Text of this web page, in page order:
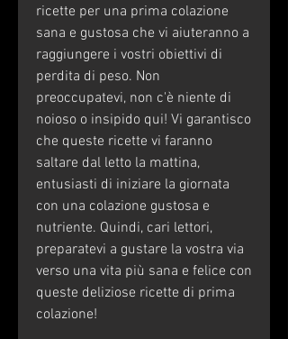
ricette per una prima colazione
sana e gustosa che vi aiuteranno a
raggiungere i vostri obiettivi di
perdita di peso. Non
preoccupatevi, non c'è niente di
noioso o insipido qui! Vi garantisco
che queste ricette vi faranno
saltare dal letto la mattina,
entusiasti di iniziare la giornata
con una colazione gustosa e
nutriente. Quindi, cari lettori,
preparatevi a gustare la vostra via
verso una vita più sana e felice con
queste deliziose ricette di prima
colazione!